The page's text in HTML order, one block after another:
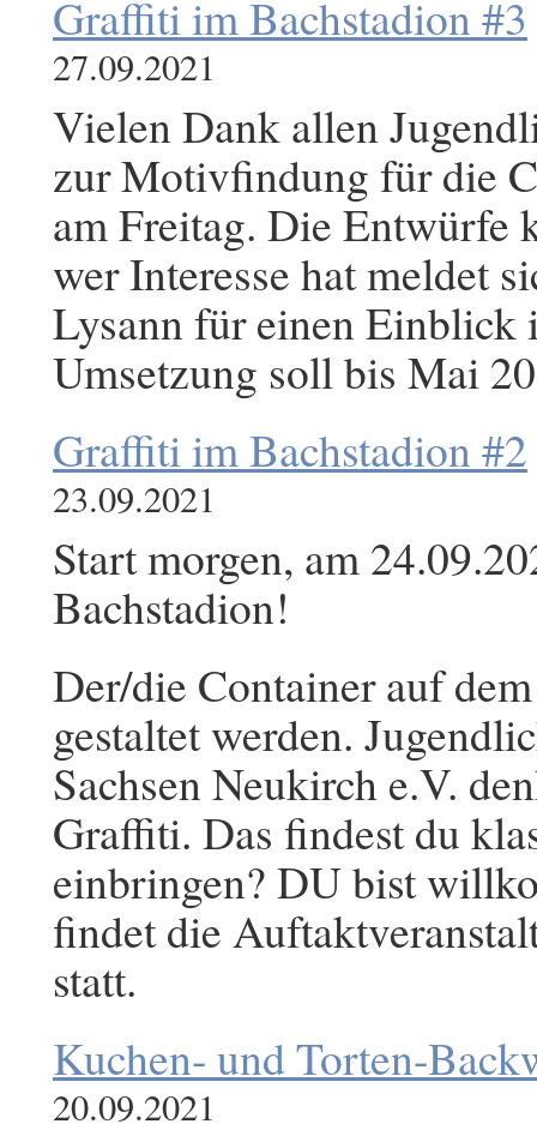
Graffiti im Bachstadion #3
27.09.2021
Vielen Dank allen
zur Motivfindung für die
am Freitag. Die Entwürfe
wer Interesse hat meldet
Lysann für einen Einblick
Umsetzung soll bis Mai
Graffiti im Bachstadion #2
23.09.2021
Start morgen, am
Bachstadion!
Der/die Container auf
gestaltet werden.
Sachsen Neukirch e.V.
Graffiti. Das findest du
einbringen? DU bist
findet die
statt.
Kuchen- und Torten-
20.09.2021